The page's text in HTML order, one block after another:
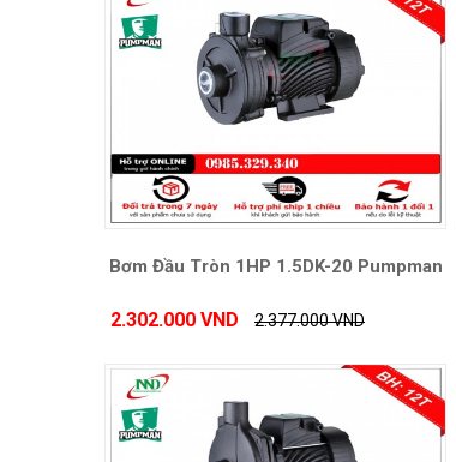
Bơm Đầu Tròn 1HP 1.5DK-20 Pumpman
2.302.000 VND 2.377.000 VND